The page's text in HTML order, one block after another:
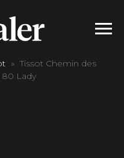
Tissot Chemin des
Lady